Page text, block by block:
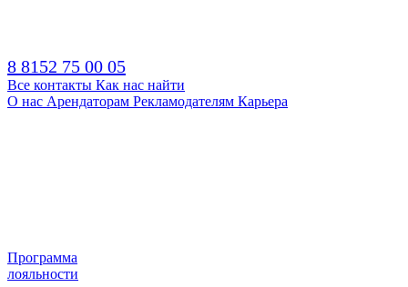
8 8152 75 00 05
Все контакты Как нас найти
О нас Арендаторам Рекламодателям Карьера
Программа
лояльности